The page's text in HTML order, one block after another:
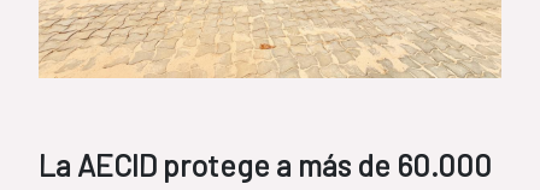
La AECID protege a más de 60.000